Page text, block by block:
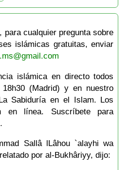
para cualquier pregunta sobre
islámicas gratuitas, enviar
islámica en directo todos
(Madrid) y en nuestro
Sabiduría en el Islam. Los
en línea. Suscríbete para
Sallâ lLâhou `alayhi wa
por al-Bukhâriyy, dijo: